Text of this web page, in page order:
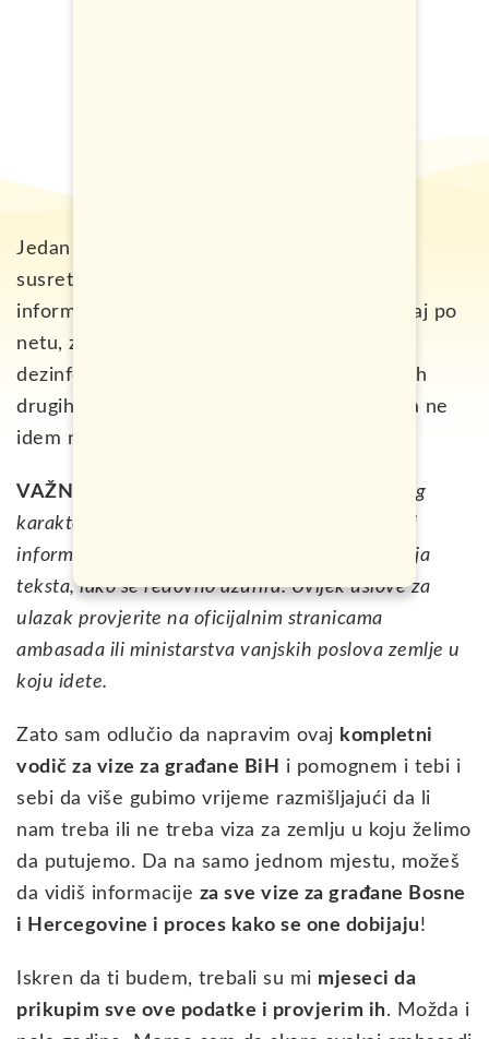
Jedan od problema sa kojim sam se često
susretao prije putovanja, bilo je traženje
informacija za vize za pojedine zemlje. Guglaj po
netu, zovi ambasadu. Pa još onda dobiješ
dezinformacije od nekih ljudi koji su od nekih
drugih ljudi čuli nešto. Na kraju mi dođe i da ne
idem nigdje.
VAŽNA NAPOMENA
Tekst je informativnog
karaktera i postoji mogućnost izmjene pravila i
informacija vezanih za vize od momenta pisanja
teksta, iako se redovno ažurira. Uvijek uslove za
ulazak provjerite na oficijalnim stranicama
ambasada ili ministarstva vanjskih poslova zemlje u
koju idete.
Zato sam odlučio da napravim ovaj kompletni
vodič za vize za građane BiH
i pomognem i tebi i
sebi da više gubimo vrijeme razmišljajući da li
nam treba ili ne treba viza za zemlju u koju želimo
da putujemo. Da na samo jednom mjestu, možeš
da vidiš informacije za sve vize za građane Bosne
i Hercegovine i proces kako se one dobijaju!
Iskren da ti budem, trebali su mi mjeseci da
prikupim sve ove podatke i provjerim ih. Možda i